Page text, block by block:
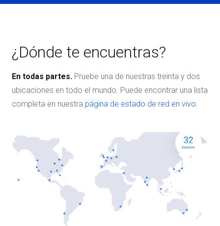
¿Dónde te encuentras?
En todas partes. Pruebe una de nuestras treinta y dos
ubicaciones en todo el mundo. Puede encontrar una lista
completa en nuestra página de estado de red en vivo.